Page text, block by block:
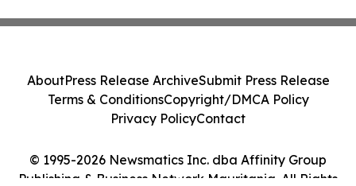
© 1995-2026 Newsmatics Inc. dba Affinity Group
Publishing & Business Network Mauritania. All Rights
AboutPress Release ArchiveSubmit Press Release
Terms & ConditionsCopyright/DMCA Policy
Privacy PolicyContact